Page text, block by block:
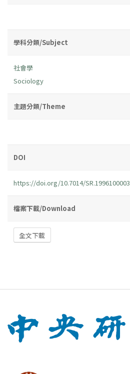
學科分類/Subject
社會學
Sociology
主題分類/Theme
DOI
https://doi.org/10.7014/SR.1996100003
檔案下載/Download
全文下載